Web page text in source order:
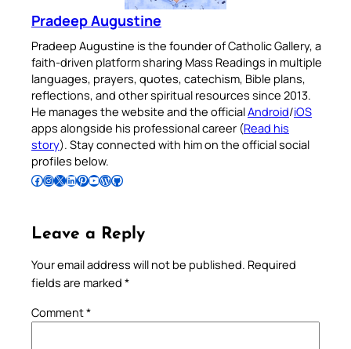
Pradeep Augustine
Pradeep Augustine is the founder of Catholic Gallery, a
faith-driven platform sharing Mass Readings in multiple
languages, prayers, quotes, catechism, Bible plans,
reflections, and other spiritual resources since 2013.
He manages the website and the officialAndroid/iOS
apps alongside his professional career (Read his
story). Stay connected with him on the official social
profiles below.
Follow Pradeep on Facebook Follow Pradeep on InstagramFollow Pradeep on X Follow Pradeep on LinkedIn Follow Pradeep on Pinterest Subscribe to Pradeep’s Youtube Channel Follow Pradeep on WordPress Follow Pradeep on GitHub
Leave a Reply
Your email address will not be published. Required
fields are marked *
Comment*